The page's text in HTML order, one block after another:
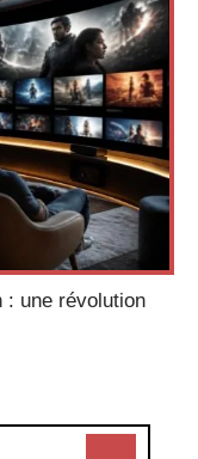
: une révolution